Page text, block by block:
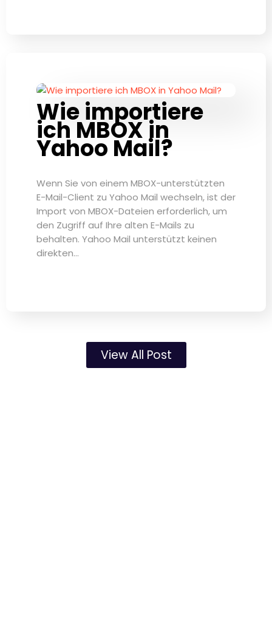
Wie importiere
ich MBOX in
Yahoo Mail?
Wenn Sie von einem MBOX-unterstützten
E-Mail-Client zu Yahoo Mail wechseln, ist der
Import von MBOX-Dateien erforderlich, um
den Zugriff auf Ihre alten E-Mails zu
behalten. Yahoo Mail unterstützt keinen
direkten…
View All Post